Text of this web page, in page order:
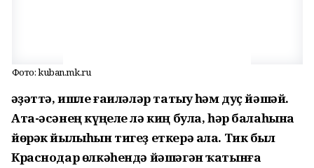
Фото: kuban.mk.ru
Ғәҙәттә, ишле ғаиләләр татыу һәм дуҫ йәшәй.
Ата-әсәнең күңеле лә киң була, һәр балаһына
йөрәк йылыһын тигеҙ еткерә ала. Тик был
Краснодар өлкәһендә йәшәгән ҡатынға